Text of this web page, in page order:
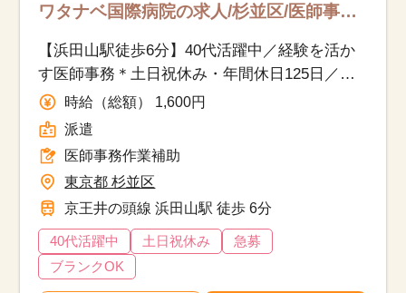
ワタナベ国際病院の求人/杉並区/医師事務
【浜田山駅徒歩6分】40代活躍中／経験を活か
す医師事務＊土日祝休み・年間休日125日／週4
日勤務相談可◎
時給（総額） 1,600円
派遣
医師事務作業補助
東京都 杉並区
京王井の頭線 浜田山駅 徒歩 6分
40代活躍中 土日祝休み
急募
ブランクOK